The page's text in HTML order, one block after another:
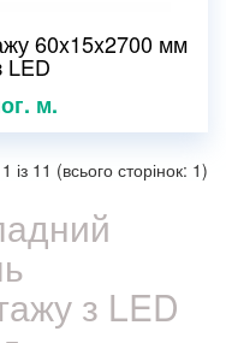
60x15x2700 мм
LED
м.
із 11 (всього сторінок: 1)
з LED